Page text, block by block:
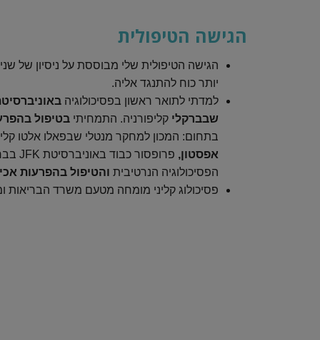
הגישה הטיפולית
הגישה הטיפולית שלי מבוססת על ניסיון
יותר כוח להתנגד אליה.
למדתי לתואר ראשון בפסיכולוגיה
שבברקלי קליפורניה. התמחיתי בטיפול
בתחום: המכון למחקר מנטלי שבפאלו אלטו
אפסטון, פרופסור כבוד באוניברסיטת JFK בברקלי בארצות הברית.
הפסיכולוגיה הנרטיבית והטיפול בהפרעות
פסיכולוג קליני מומחה מטעם משרד